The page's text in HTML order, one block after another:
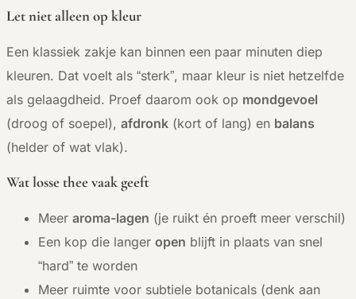
Let niet alleen op kleur
Een klassiek zakje kan binnen een paar minuten diep
kleuren. Dat voelt als “sterk”, maar kleur is niet hetzelfde
als gelaagdheid. Proef daarom ook op mondgevoel
(droog of soepel), afdronk (kort of lang) en balans
(helder of wat vlak).
Wat losse thee vaak geeft
Meer aroma-lagen (je ruikt én proeft meer verschil)
Een kop die langer open blijft in plaats van snel
“hard” te worden
Meer ruimte voor subtiele botanicals (denk aan